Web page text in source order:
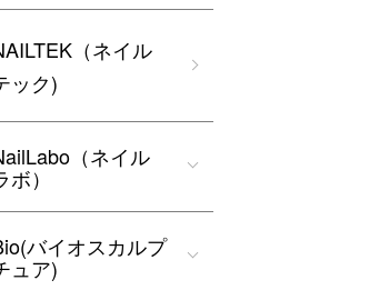
（ネイル
ック)
（ネイル
ボ）
バイオスカルプ
ュア)